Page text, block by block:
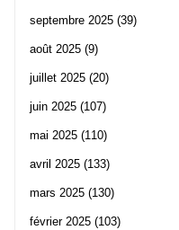
septembre 2025 (39)
août 2025 (9)
juillet 2025 (20)
juin 2025 (107)
mai 2025 (110)
avril 2025 (133)
mars 2025 (130)
février 2025 (103)